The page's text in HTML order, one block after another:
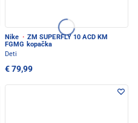
Nike · ZM SUPERFLY 10 ACD KM
FGMG kopačka
Deti
€ 79,99